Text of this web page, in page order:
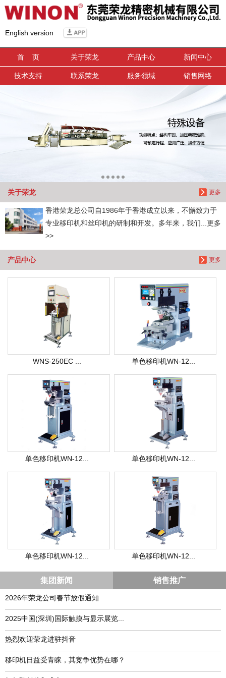
English version
首 页 关于荣龙 产品中心 新闻中心
技术支持 联系荣龙 服务领域 销售网络
更多
关于荣龙
香港荣龙总公司自1986年于香港成立以来，不懈致力于
专业移印机和丝印机的研制和开发。多年来，我们...更多
>>
更多
产品中心
WNS-250EC ... 单色移印机WN-12...
单色移印机WN-12... 单色移印机WN-12...
单色移印机WN-12... 单色移印机WN-12...
集团新闻 销售推广
2026年荣龙公司春节放假通知
​2025中国(深圳)国际触摸与显示展览...
热烈欢迎荣龙进驻抖音
移印机日益受青睐，其竞争优势在哪？
信息搜索
搜索